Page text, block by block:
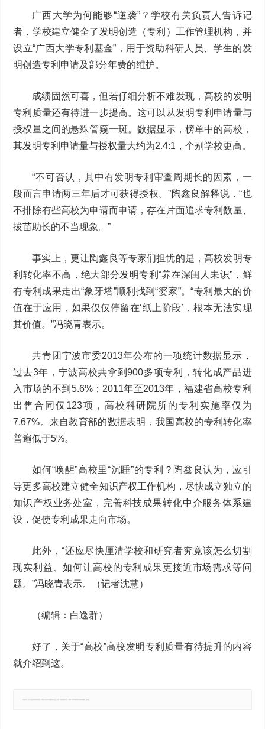
广西大学为何能够“逆袭”？学校有关负责人告诉记
者，学校建立健全了发明创造（专利）工作管理机构，并
设立“广西大学专利基金”，用于资助科研人员、学生的发
明创造专利申请及部分年费的维护。
成绩固然可喜，但若仔细分析不难发现，高校的发明
专利质量还有待进一步提高。这可以从发明专利申请量与
授权量之间的悬殊管窥一斑。数据显示，榜单中的高校，
其发明专利申请量与授权量大约为2.4:1，个别学校更高。
“不可否认，其中有发明专利审查周期长的因素，一
般而言申请两三年后才可获得授权。”陶鑫良解释说，“也
不排除有些高校为申请而申请，存在片面追求专利数量、
拔苗助长的不当现象。”
事实上，更让陶鑫良等专家们担忧的是，高校发明专
利转化率不高，绝大部分发明专利“养在深闺人未识”，鲜
有专利成果走出“象牙塔”顺利找到“婆家”。“专利最大的价
值在于应用，如果仅仅停留在‘纸上阶段’，根本无法实现
其价值。”冯晓青表示。
共青团宁波市委2013年公布的一项统计数据显示，
过去3年，宁波高校共拿到900多项专利，转化成产品进
入市场的不到5.6%；2011年至2013年，福建省高校专利
出售合同仅123项，高校科研院所的专利实施率仅为
7.67%。来自教育部的数据表明，我国高校的专利转化率
普遍低于5%。
如何“唤醒”高校里“沉睡”的专利？陶鑫良认为，应引
导更多高校建立健全知识产权工作机构，尽快成立独立的
知识产权业务处室，完善科技成果转化中介服务体系建
设，促使专利成果走向市场。
此外，“还应尽快厘清学校和研究者究竟该怎么切割
现实利益、如何让高校的专利成果更接近市场需求等问
题。”冯晓青表示。（记者沈慧）
（编辑：白逸群）
好了，关于“高校”高校发明专利质量有待提升的内容
就介绍到这。